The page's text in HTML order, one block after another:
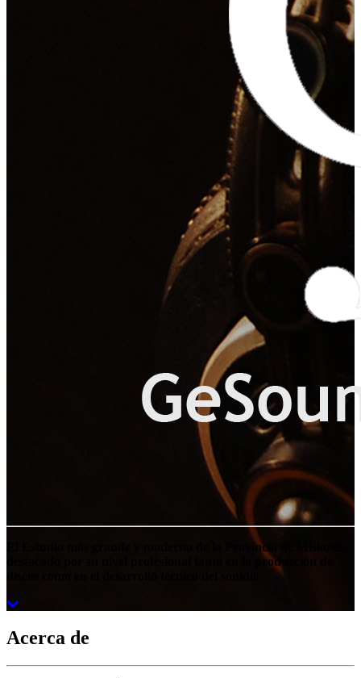
El Estudio más grande y moderno de la Provincia de Misiones,
destacado por su nivel profesional tanto en la producción de
Acerca de